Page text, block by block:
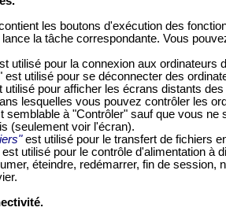
les boutons d'exécution des
lance la tâche correspondante. Vous
utilisé pour la connexion aux ordinateurs
est utilisé pour se déconnecter des
utilisé pour afficher les écrans distants
lesquelles vous pouvez contrôler les
semblable à "Contrôler" sauf que vous
(seulement voir l'écran).
est utilisé pour le transfert de fichiers
est utilisé pour le contrôle d'alimentation à
éteindre, redémarrer, fin de session,